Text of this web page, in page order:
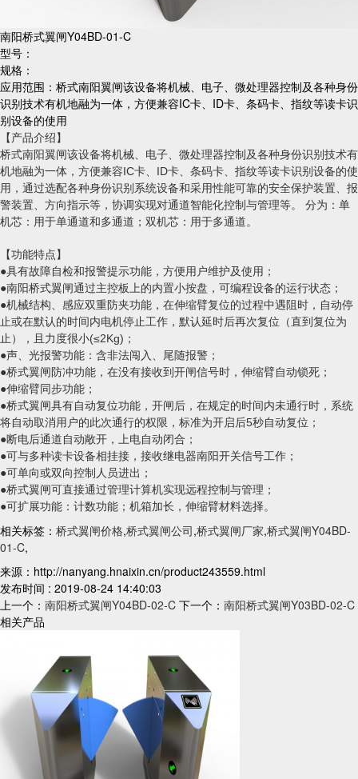
南阳桥式翼闸Y04BD-01-C
型号：
规格：
应用范围：桥式南阳翼闸该设备将机械、电子、微处理器控制及各种身份
识别技术有机地融为一体，方便兼容IC卡、ID卡、条码卡、指纹等读卡识
别设备的使用
【产品介绍】
桥式南阳翼闸该设备将机械、电子、微处理器控制及各种身份识别技术有
机地融为一体，方便兼容IC卡、ID卡、条码卡、指纹等读卡识别设备的使
用，通过选配各种身份识别系统设备和采用性能可靠的安全保护装置、报
警装置、方向指示等，协调实现对通道智能化控制与管理等。 分为：单
机芯：用于单通道和多通道；双机芯：用于多通道。
【功能特点】
●具有故障自检和报警提示功能，方便用户维护及使用；
●南阳桥式翼闸通过主控板上的内置小按盘，可编程设备的运行状态；
●机械结构、感应双重防夹功能，在伸缩臂复位的过程中遇阻时，自动停
止或在默认的时间内电机停止工作，默认延时后再次复位（直到复位为
止），且力度很小(≤2Kg)；
●声、光报警功能：含非法闯入、尾随报警；
●桥式翼闸防冲功能，在没有接收到开闸信号时，伸缩臂自动锁死；
●伸缩臂同步功能；
●桥式翼闸具有自动复位功能，开闸后，在规定的时间内未通行时，系统
将自动取消用户的此次通行的权限，标准为开启后5秒自动复位；
●断电后通道自动敞开，上电自动闭合；
●可与多种读卡设备相挂接，接收继电器南阳开关信号工作；
●可单向或双向控制人员进出；
●桥式翼闸可直接通过管理计算机实现远程控制与管理；
●可扩展功能：计数功能；机箱加长，伸缩臂材料选择。
相关标签： 桥式翼闸价格,桥式翼闸公司,桥式翼闸厂家,桥式翼闸Y04BD-
01-C,
来源：http://nanyang.hnaixin.cn/product243559.html
发布时间 : 2019-08-24 14:40:03
上一个： 南阳桥式翼闸Y04BD-02-C 下一个： 南阳桥式翼闸Y03BD-02-C
相关产品